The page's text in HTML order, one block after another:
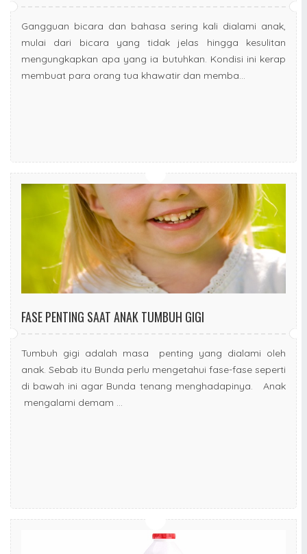
Gangguan bicara dan bahasa sering kali dialami anak,
mulai dari bicara yang tidak jelas hingga kesulitan
mengungkapkan apa yang ia butuhkan. Kondisi ini kerap
membuat para orang tua khawatir dan memba...
FASE PENTING SAAT ANAK TUMBUH GIGI
Tumbuh gigi adalah masa penting yang dialami oleh
anak. Sebab itu Bunda perlu mengetahui fase-fase seperti
di bawah ini agar Bunda tenang menghadapinya. Anak
mengalami demam ...